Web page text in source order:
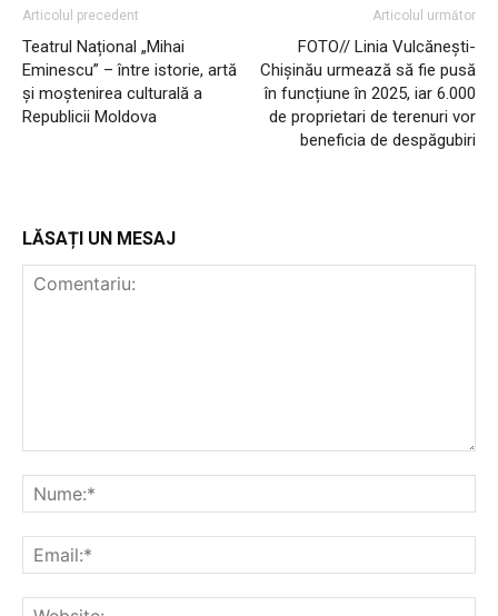
Articolul precedent
Teatrul Național „Mihai
Eminescu” – între istorie, artă
și moștenirea culturală a
Republicii Moldova
Articolul următor
FOTO// Linia Vulcănești-
Chișinău urmează să fie pusă
în funcțiune în 2025, iar 6.000
de proprietari de terenuri vor
beneficia de despăgubiri
LĂSAȚI UN MESAJ